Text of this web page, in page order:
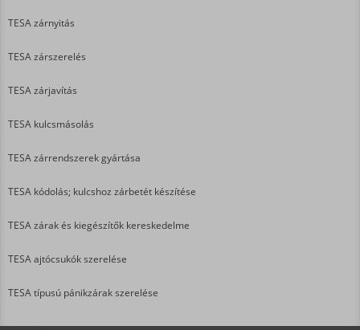
TESA zárnyitás
TESA zárszerelés
TESA zárjavítás
TESA kulcsmásolás
TESA zárrendszerek gyártása
TESA kódolás; kulcshoz zárbetét készítése
TESA zárak és kiegészítők kereskedelme
TESA ajtócsukók szerelése
TESA típusú pánikzárak szerelése